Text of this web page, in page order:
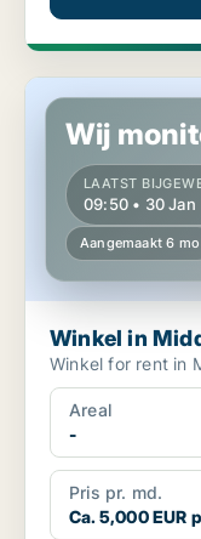
Winkel in Midden-
Wij
LAATST
09:50 • 30 Jan
Aangemaakt 6 mo
Winkel in
Winkel for rent in
Areal
-
Pris pr. md.
Ca. 5,000 EUR